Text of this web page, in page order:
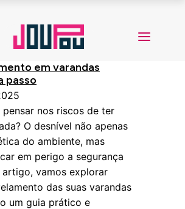
em varandas
passo
nos riscos de ter
O desnível não apenas
do ambiente, mas
em perigo a segurança
artigo, vamos explorar
das suas varandas
um guia prático e